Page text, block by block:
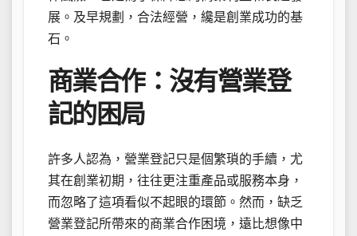
展。及早規劃，合法經營，纔是創業成功的基
石。
商業合作：沒有營業登
記的困局
許多人認為，營業登記只是個繁瑣的手續，尤
其在創業初期，往往更注重產品或服務本身，
而忽略了這項看似不起眼的環節。然而，缺乏
營業登記所帶來的商業合作困境，遠比想像中